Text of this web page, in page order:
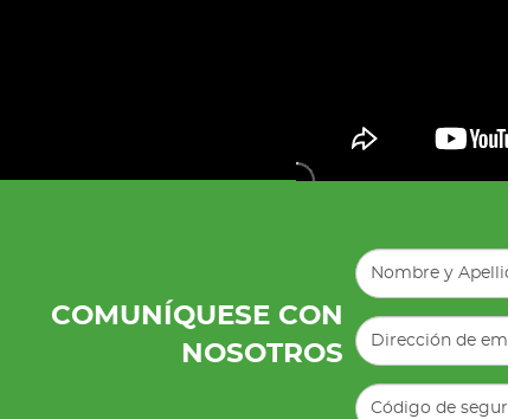
COMUNÍQUESE CON
NOSOTROS